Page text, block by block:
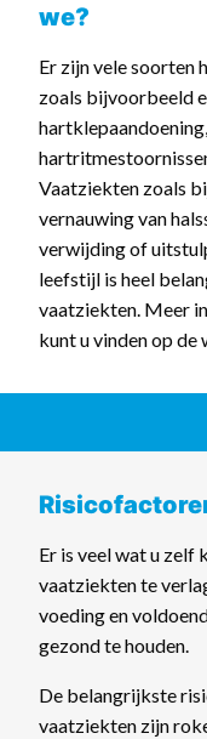
we?
Er zijn vele soorten
zoals bijvoorbeeld
Vaatziekten zoals
vernauwing van
verwijding of
leefstijl is heel
vaatziekten. Meer
kunt u vinden op de
Er is veel wat u zelf
vaatziekten te
voeding en
gezond te houden.
De belangrijkste
vaatziekten zijn